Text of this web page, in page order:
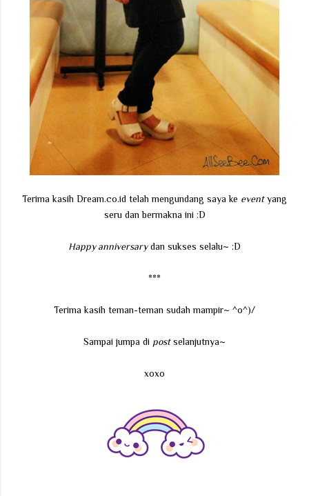
Terima kasih Dream.co.id telah mengundang saya ke eventyang
seru dan bermakna ini :D
Happy anniversarydan sukses selalu~ :D
***
Terima kasih teman-teman sudah mampir~ ^o^)/
Sampai jumpa di postselanjutnya~
xoxo